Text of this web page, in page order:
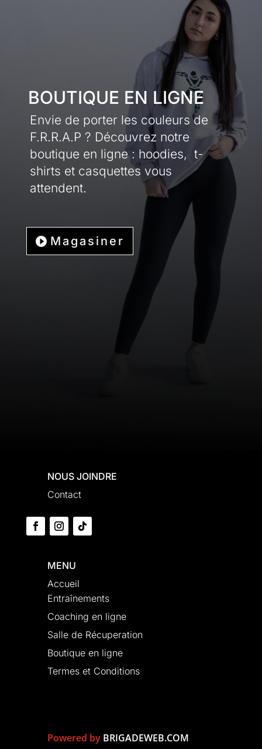
BOUTIQUE EN LIGNE
Envie de porter les couleurs de
F.R.R.A.P ? Découvrez notre
boutique en ligne : hoodies, t-
shirts et casquettes vous
attendent.
Magasiner
NOUS JOINDRE
Contact
MENU
Accueil
Entraînements
Coaching en ligne
Salle de Récuperation
Boutique en ligne
Termes et Conditions
Powered by BRIGADEWEB.COM